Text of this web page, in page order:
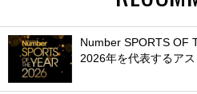
Number SPORTS OF
2026年を代表するア